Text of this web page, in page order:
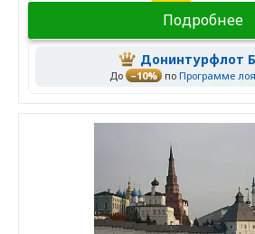
Подробнее
Донинтурфлот
До –10% по Программе